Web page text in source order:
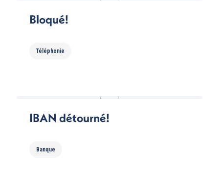
Bloqué!
Téléphonie
IBAN détourné!
Banque